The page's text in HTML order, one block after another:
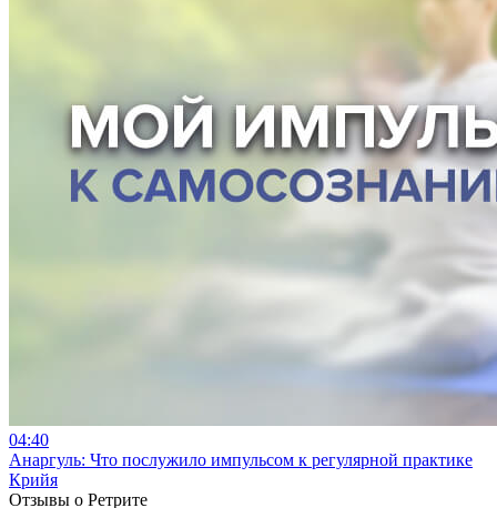
04:40
Анаргуль: Что послужило импульсом к регулярной практике
Крийя
Отзывы о Ретрите